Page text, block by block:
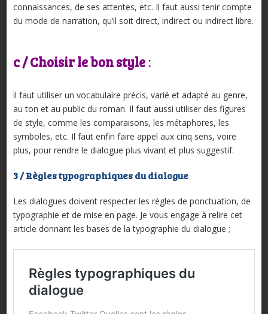
connaissances, de ses attentes, etc. Il faut aussi tenir compte
du mode de narration, qu’il soit direct, indirect ou indirect libre.
c / Choisir le bon style:
il faut utiliser un vocabulaire précis, varié et adapté au genre,
au ton et au public du roman. Il faut aussi utiliser des figures
de style, comme les comparaisons, les métaphores, les
symboles, etc. Il faut enfin faire appel aux cinq sens, voire
plus, pour rendre le dialogue plus vivant et plus suggestif.
3 / Règles typographiques du dialogue
Les dialogues doivent respecter les règles de ponctuation, de
typographie et de mise en page. Je vous engage à relire cet
article donnant les bases de la typographie du dialogue ;